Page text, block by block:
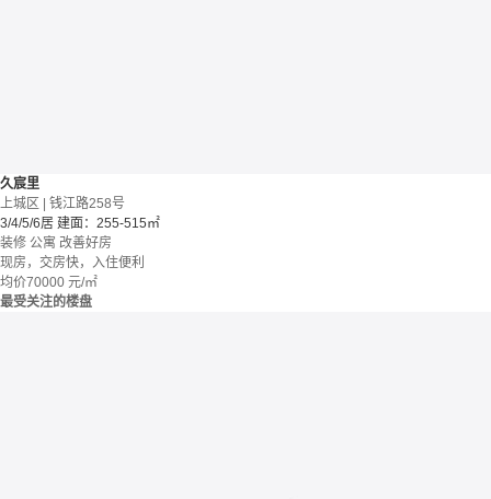
久宸里
上城区 | 钱江路258号
3/4/5/6居 建面：255-515㎡
装修 公寓 改善好房
现房，交房快，入住便利
均价70000 元/㎡
最受关注的楼盘